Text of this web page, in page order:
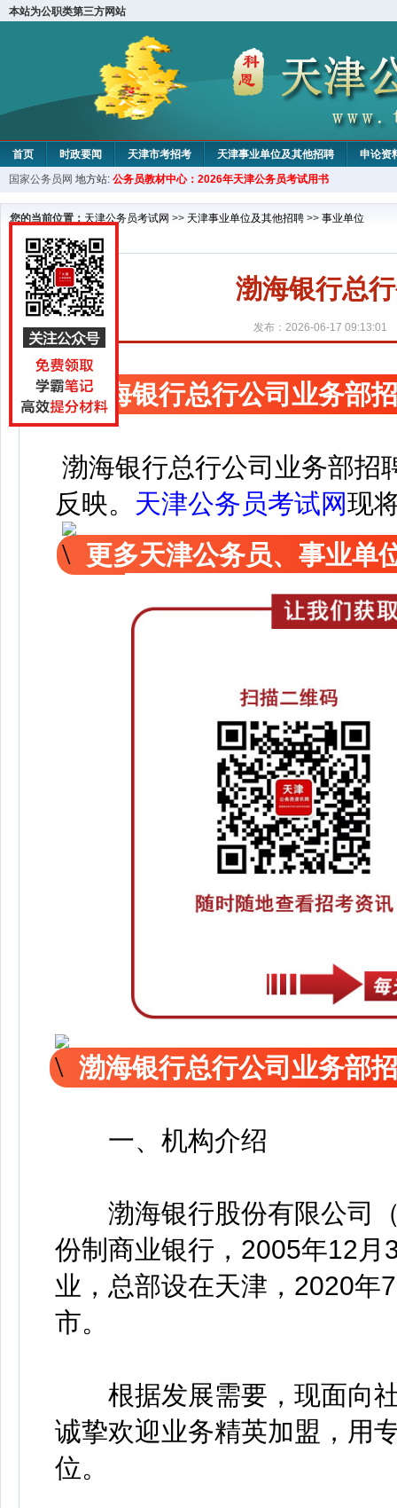
本站为公职类第三方网站
首页 时政要闻 天津市考招考 天津事业单位及其他招聘 申论资
教材中心
国家公务员网 地方站: 公务员教材中心：2026年天津公务员考试用书
您的当前位置： 天津公务员考试网 >> 天津事业单位及其他招聘 >> 事业单位
渤海银行总
发布：2026-06-17 09:13:01
渤海银行总行公司业务部
渤海银行总行公司业务部招
反映。 天津公务员考试网现
更多天津公务员、事业单
渤海银行总行公司业务部
一、机构介绍
渤海银行股份有限公司（
份制商业银行，2005年12
业，总部设在天津，2020年
市。
根据发展需要，现面向社
诚挚欢迎业务精英加盟，用
位。